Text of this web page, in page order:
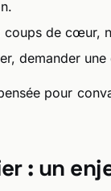
coups de cœur,
demander
pour
: un